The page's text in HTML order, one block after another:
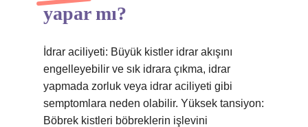
yapar mı?
İdrar aciliyeti: Büyük kistler idrar akışını
engelleyebilir ve sık idrara çıkma, idrar
yapmada zorluk veya idrar aciliyeti gibi
semptomlara neden olabilir. Yüksek tansiyon:
Böbrek kistleri böbreklerin işlevini